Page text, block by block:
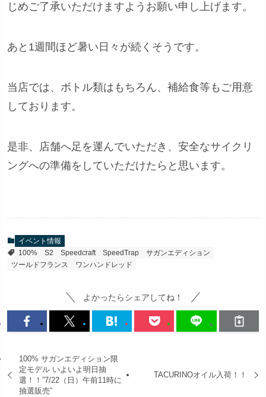
じめご了承いただけますようお願い申し上げます。
あと1週間ほど暑い日々が続くそうです。
当店では、ボトル類はもちろん、補給食等もご用意
しております。
是非、店舗へ足を運んでいただき、安全なサイクリ
ングへの準備をしていただけたらと思います。
イベント情報
100%
S2 Speedcraft SpeedTrap
サガンエディション
ツールドフランス
ワンハンドレッド
よかったらシェアしてね！
100% サガンエディション限
定モデル いよいよ明日抽
選！！”7/22（日）午前11時に
抽選販売”
TACURINOオイル入荷！！